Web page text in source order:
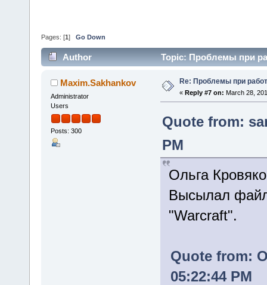
Pages: [1 ] Go Down
Author Topic: Проблемы при
Maxim.Sakhankov
Administrator
Users
Posts: 300
Re: Проблемы при
« Reply #7 on: March 28,
Quote from:
PM
Ольга
Высылал
"Warcraft".
Quote from:
05:22:44 PM